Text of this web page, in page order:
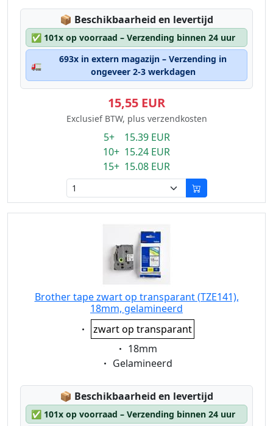
📦 Lagerstatus:
Beschikbaarheid en levertijd
✅ 101x op voorraad – Verzending binnen 24 uur
🚛
693x in extern magazijn – Verzending in
ongeveer 2-3 werkdagen
15,55 EUR
Exclusief BTW, plus verzendkosten
5+ 15.39 EUR
10+ 15.24 EUR
15+ 15.08 EUR
Brother tape zwart op transparant (TZE141),
18mm, gelamineerd
Eigenschaft:
zwart op transparant
Eigenschaft:
18mm
Eigenschaft:
Gelamineerd
📦 Lagerstatus:
Beschikbaarheid en levertijd
✅ 101x op voorraad – Verzending binnen 24 uur